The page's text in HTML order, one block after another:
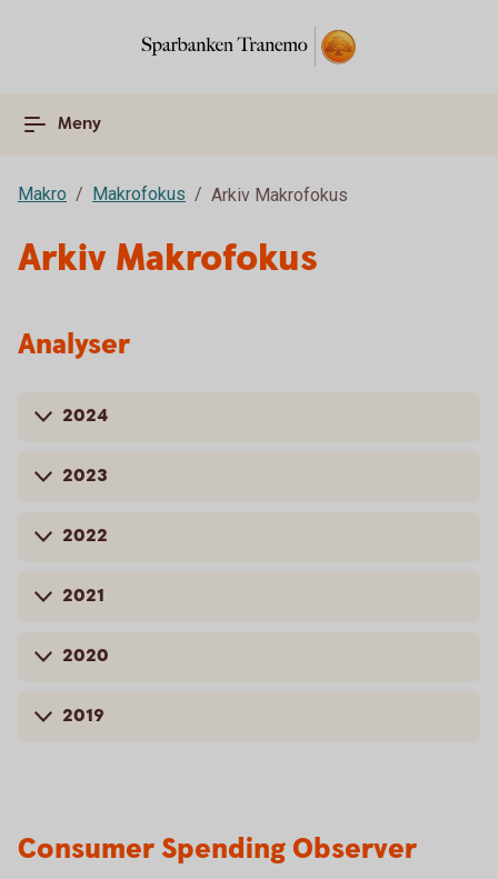
Meny
Makro Makrofokus Arkiv Makrofokus
Arkiv Makrofokus
Analyser
2024
2023
2022
2021
2020
2019
Consumer Spending Observer